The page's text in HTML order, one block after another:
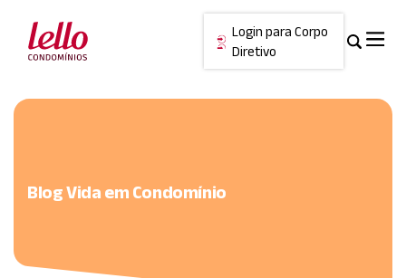
Login para Corpo
Diretivo
Cancelar
Blog Vida em Condomínio